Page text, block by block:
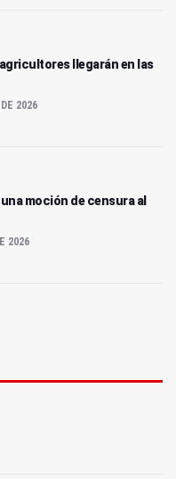
llegarán en las
2026
moción de censura al
2026